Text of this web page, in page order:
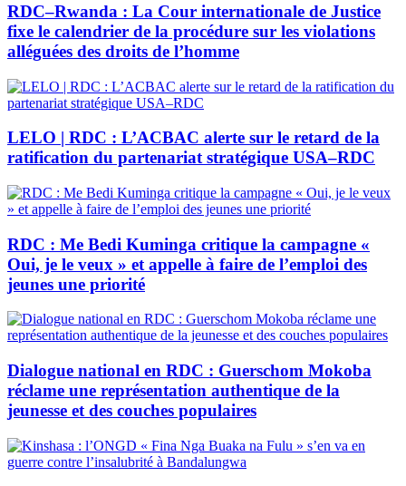
RDC–Rwanda : La Cour internationale de Justice
fixe le calendrier de la procédure sur les violations
alléguées des droits de l’homme
LELO | RDC : L’ACBAC alerte sur le retard de la
ratification du partenariat stratégique USA–RDC
RDC : Me Bedi Kuminga critique la campagne «
Oui, je le veux » et appelle à faire de l’emploi des
jeunes une priorité
Dialogue national en RDC : Guerschom Mokoba
réclame une représentation authentique de la
jeunesse et des couches populaires